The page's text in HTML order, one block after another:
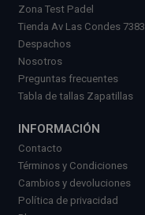
Zona Test Padel
Tienda Av Las Condes 7383
Despachos
Nosotros
Preguntas frecuentes
Tabla de tallas Zapatillas
INFORMACIÓN
Contacto
Términos y Condiciones
Cambios y devoluciones
Política de privacidad